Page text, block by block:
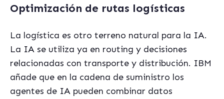
Optimización de rutas logísticas
La logística es otro terreno natural para la IA.
La IA se utiliza ya en routing y decisiones
relacionadas con transporte y distribución. IBM
añade que en la cadena de suministro los
agentes de IA pueden combinar datos